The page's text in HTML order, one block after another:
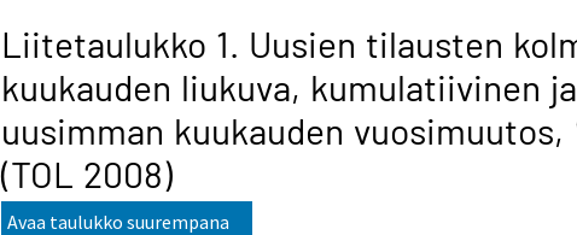
Liitetaulukko 1. Uusien tilausten
kuukauden liukuva, kumulatiivinen ja
uusimman kuukauden vuosimuutos,
(TOL 2008)
Avaa taulukko suurempana